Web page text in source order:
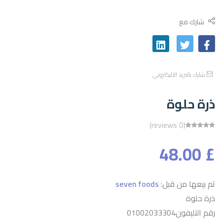
شارك مع
شارك بالبريد الاليكتروني
ذرة حلوة
(0 reviews)
£ 48.00
تم بيعها من قبل:seven foods
ذرة حلوة
رقم التليفون01002033304